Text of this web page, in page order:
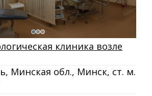
клиника возле
Минская обл., Минск, ст. м.